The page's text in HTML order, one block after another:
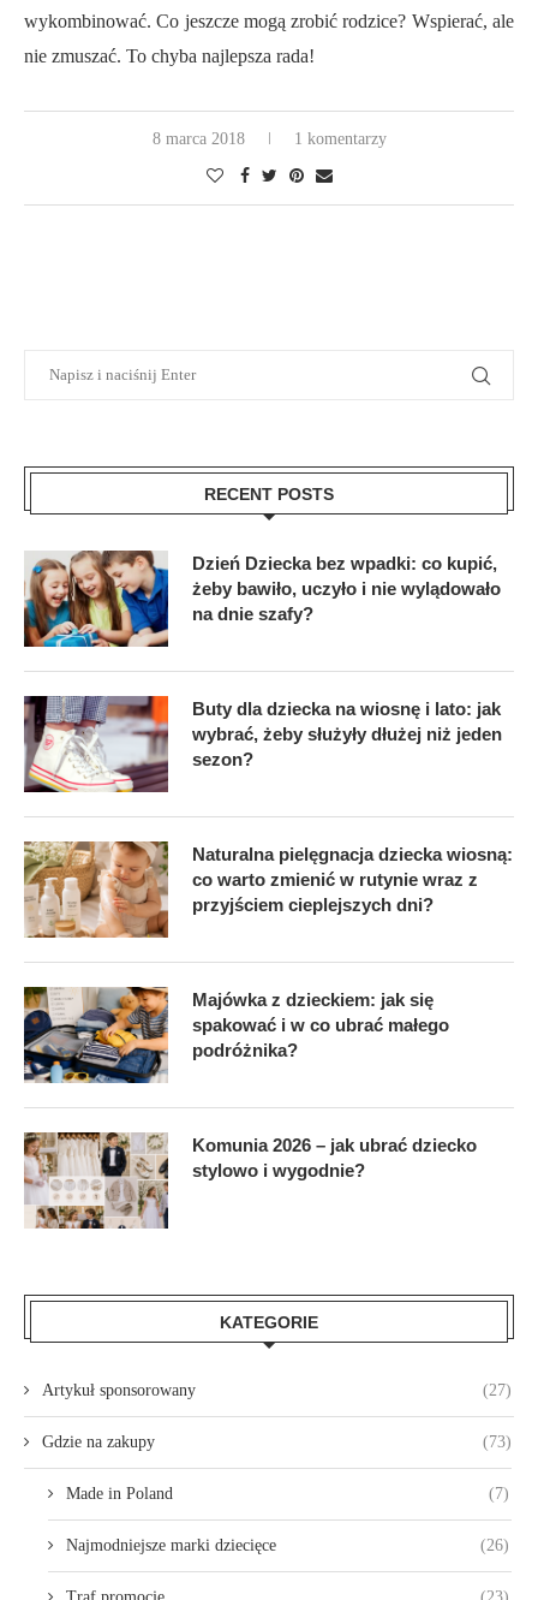
wykombinować. Co jeszcze mogą zrobić rodzice? Wspierać, ale
nie zmuszać. To chyba najlepsza rada!
8 marca 2018 1 komentarzy
RECENT POSTS
Dzień Dziecka bez wpadki: co kupić,
żeby bawiło, uczyło i nie wylądowało
na dnie szafy?
Buty dla dziecka na wiosnę i lato: jak
wybrać, żeby służyły dłużej niż jeden
sezon?
Naturalna pielęgnacja dziecka wiosną:
co warto zmienić w rutynie wraz z
przyjściem cieplejszych dni?
Majówka z dzieckiem: jak się
spakować i w co ubrać małego
podróżnika?
Komunia 2026 – jak ubrać dziecko
stylowo i wygodnie?
KATEGORIE
Artykuł sponsorowany (27)
Gdzie na zakupy (73)
Made in Poland (7)
Najmodniejsze marki dziecięce (26)